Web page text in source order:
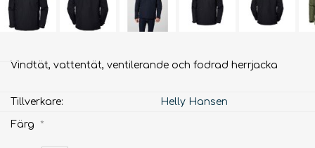
Vindtät, vattentät, ventilerande och fodrad herrjacka
Tillverkare: Helly Hansen
Färg *